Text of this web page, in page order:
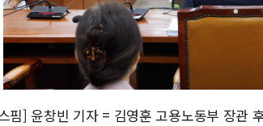
핌] 윤창빈 기자 = 김영훈 고용노동부 장관